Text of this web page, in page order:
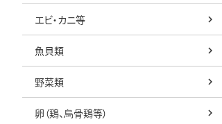
エビ・カニ等
魚貝類
野菜類
卵（鶏、烏骨鶏等）